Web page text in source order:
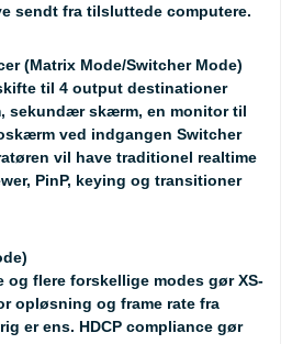
sendt fra tilsluttede computere.
(Matrix Mode/Switcher Mode)
til 4 output destinationer
sekundær skærm, en monitor til
ved indgangen Switcher
vil have traditionel realtime
PinP, keying og transitioner
og flere forskellige modes gør XS-
opløsning og frame rate fra
er ens. HDCP compliance gør